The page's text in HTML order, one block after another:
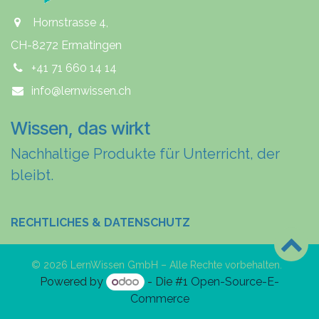
Hornstrasse 4,
CH-8272 Ermatingen
+41 71 660 14 14
info@lernwissen.ch
Wissen, das wirkt
Nachhaltige Produkte für Unterricht, der
bleibt.
RECHTLICHES & DATENSCHUTZ
© 2026 LernWissen GmbH – Alle Rechte vorbehalten.
Powered by - Die #1 Open-Source-E-
Commerce